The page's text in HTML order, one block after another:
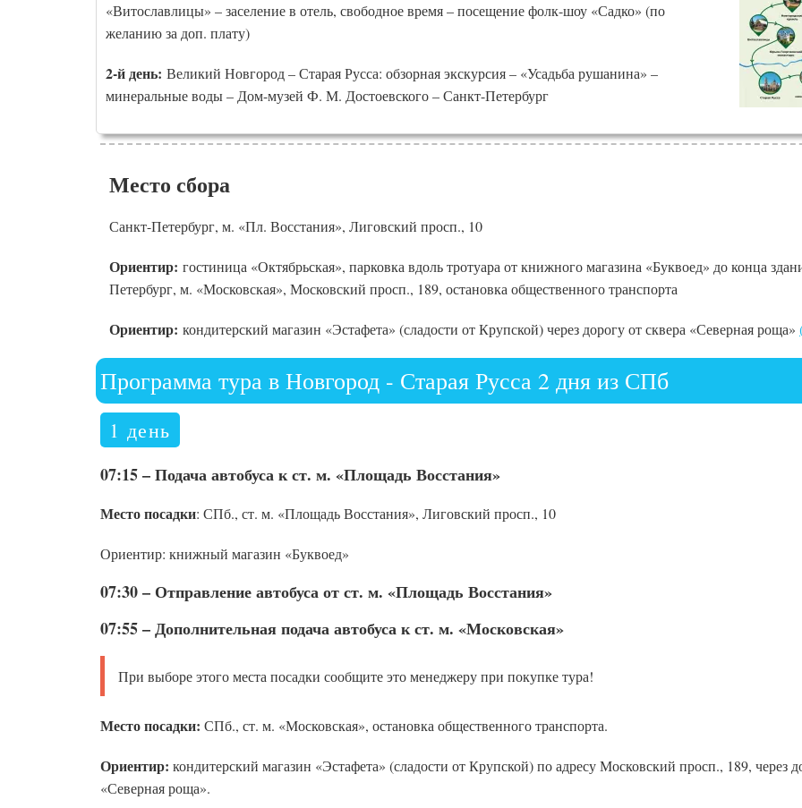
«Витославлицы» – заселение в отель, свободное время – посещение фолк-шоу «Садко» (по
желанию за доп. плату)
2-й день: Великий Новгород – Старая Русса: обзорная экскурсия – «Усадьба рушанина» –
минеральные воды – Дом-музей Ф. М. Достоевского – Санкт-Петербург
Место сбора
Санкт-Петербург, м. «Пл. Восстания», Лиговский просп., 10
Ориентир: гостиница «Октябрьская», парковка вдоль тротуара от книжного магазина «Буквоед» до конца
Петербург, м. «Московская», Московский просп., 189, остановка общественного транспорта
Ориентир: кондитерский магазин «Эстафета» (сладости от Крупской) через дорогу от сквера «Северная роща»
Программа тура в Новгород - Старая Русса 2 дня из СПб
1 день
07:15 – Подача автобуса к ст. м. «Площадь Восстания»
Место посадки: СПб., ст. м. «Площадь Восстания», Лиговский просп., 10
Ориентир: книжный магазин «Буквоед»
07:30 – Отправление автобуса от ст. м. «Площадь Восстания»
07:55 – Дополнительная подача автобуса к ст. м. «Московская»
При выборе этого места посадки сообщите это менеджеру при покупке тура!
Место посадки: СПб., ст. м. «Московская», остановка общественного транспорта.
Ориентир: кондитерский магазин «Эстафета» (сладости от Крупской) по адресу Московский просп., 189, через
«Северная роща».